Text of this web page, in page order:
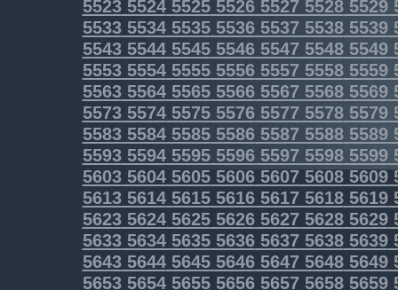
5523552455255526552755285529
55335534553555365537 55385539
55435544554555465547 55485549
55535554555555565557 55585559
55635564556555665567 55685569
55735574557555765577 55785579
55835584558555865587 55885589
55935594559555965597 55985599
5603560456055606560756085609
5613561456155616561756185619
5623562456255626562756285629
5633563456355636563756385639
5643564456455646564756485649
5653565456555656565756585659